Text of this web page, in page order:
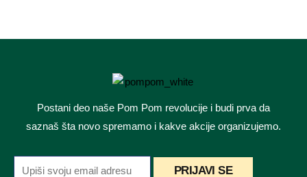
Postani deo naše Pom Pom revolucije i budi prva da
saznaš šta novo spremamo i kakve akcije organizujemo.